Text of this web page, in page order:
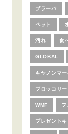
ブラーバ
ペット
汚れ 食
GLOBAL
キヤノンマ
ブロッコリー
WMF
プレゼント